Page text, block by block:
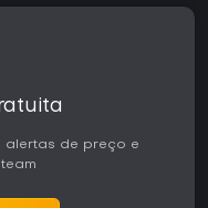
alertas de preço e